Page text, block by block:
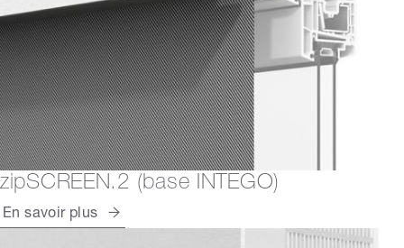
zipSCREEN.2 (base INTEGO)
En savoir plus